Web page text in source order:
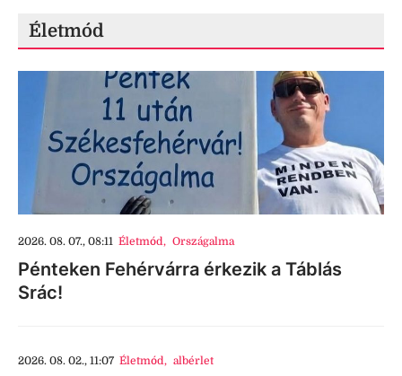
Életmód
2026. 08. 07., 08:11 Életmód, Országalma
Pénteken Fehérvárra érkezik a Táblás
Srác!
2026. 08. 02., 11:07 Életmód, albérlet